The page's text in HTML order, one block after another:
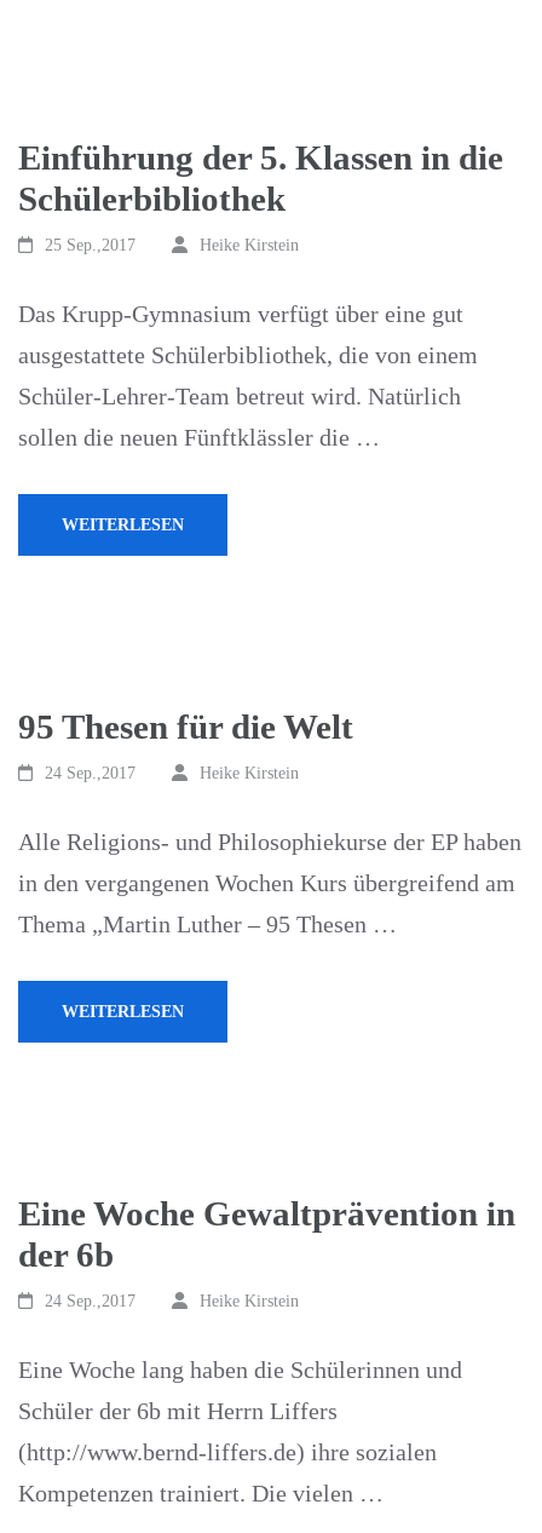
Einführung der 5. Klassen in die
Schülerbibliothek
25 Sep.,2017 Heike Kirstein
Das Krupp-Gymnasium verfügt über eine gut
ausgestattete Schülerbibliothek, die von einem
Schüler-Lehrer-Team betreut wird. Natürlich
sollen die neuen Fünftklässler die …
WEITERLESEN
95 Thesen für die Welt
24 Sep.,2017 Heike Kirstein
Alle Religions- und Philosophiekurse der EP haben
in den vergangenen Wochen Kurs übergreifend am
Thema „Martin Luther – 95 Thesen …
WEITERLESEN
Eine Woche Gewaltprävention in
der 6b
24 Sep.,2017 Heike Kirstein
Eine Woche lang haben die Schülerinnen und
Schüler der 6b mit Herrn Liffers
(http://www.bernd-liffers.de) ihre sozialen
Kompetenzen trainiert. Die vielen …